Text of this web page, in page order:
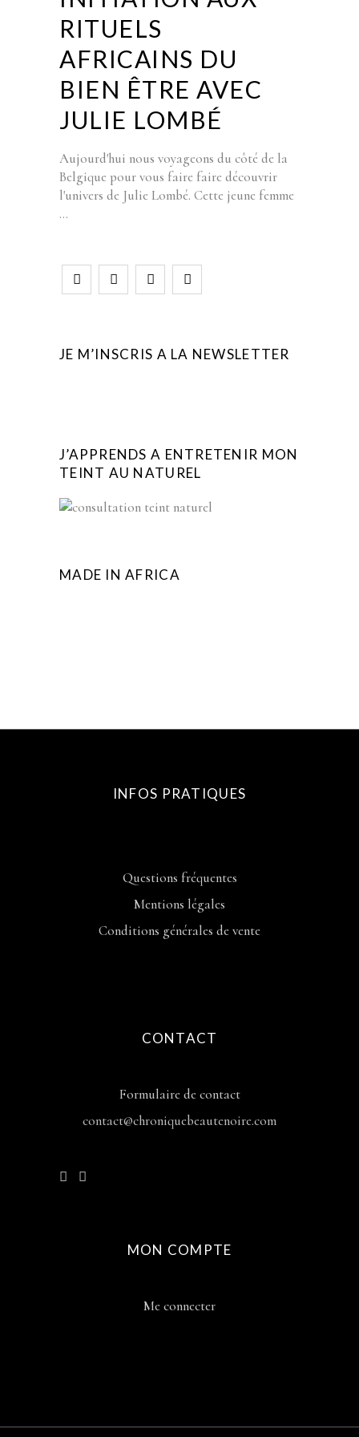
RITUELS
AFRICAINS DU
BIEN ÊTRE AVEC
JULIE LOMBÉ
Aujourd'hui nous voyageons du côté de la
Belgique pour vous faire faire découvrir
l'univers de Julie Lombé. Cette jeune femme
JE M’INSCRIS A LA NEWSLETTER
J’APPRENDS A ENTRETENIR MON
TEINT AU NATUREL
MADE IN AFRICA
INFOS PRATIQUES
Questions fréquentes
Mentions légales
Conditions générales de vente
CONTACT
Formulaire de contact
contact@chroniquebeautenoire.com
MON COMPTE
Me connecter